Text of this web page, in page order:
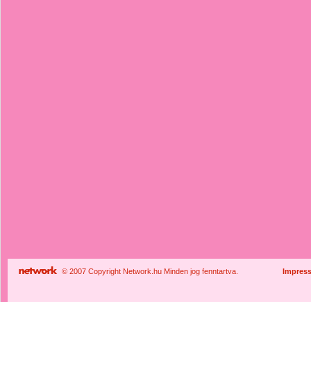
© 2007 Copyright Network.hu Minden jog fenntartva.